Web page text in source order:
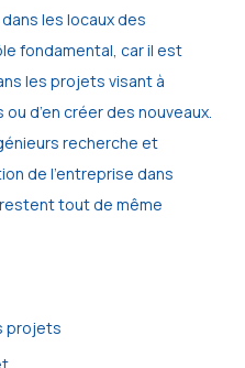
dans les locaux des
fondamental,car il est
les projets visant à
ou d’en créerdes nouveaux.
recherche et
de l’entreprise dans
tout de même
projets